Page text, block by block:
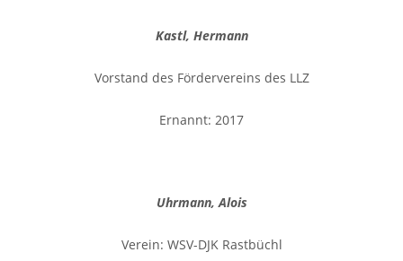
Kastl, Hermann
Vorstand des Fördervereins des LLZ
Ernannt: 2017
Uhrmann, Alois
Verein: WSV-DJK Rastbüchl